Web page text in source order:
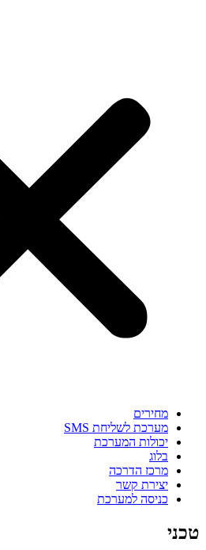
מחירים
מערכת לשליחת SMS
יכולות המערכת
בלוג
מרכז הדרכה
יצירת קשר
כניסה למערכת
טכני